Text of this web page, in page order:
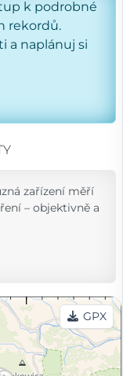
k podrobné
rekordů.
a naplánuj si
zařízení měří
– objektivně a
GPX